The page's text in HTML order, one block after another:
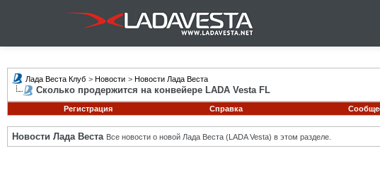
Лада Веста Клуб > Новости > Новости Лада Веста
Сколько продержится на конвейере LADA Vesta FL
Регистрация
Справка
Новости Лада Веста Все новости о новой Лада Веста (LADA Vesta) в этом разделе.